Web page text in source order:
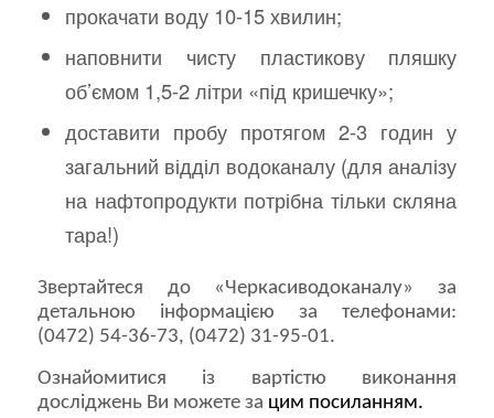
прокачати воду 10-15 хвилин;
наповнити чисту пластикову пляшку
об’ємом 1,5-2 літри «під кришечку»;
доставити пробу протягом 2-3 годин у
загальний відділ водоканалу (для аналізу
на нафтопродукти потрібна тільки скляна
тара!)
Звертайтеся до «Черкасиводоканалу» за
детальною інформацією за телефонами:
(0472) 54-36-73, (0472) 31-95-01.
Ознайомитися із вартістю виконання
досліджень Ви можете за цим посиланням.